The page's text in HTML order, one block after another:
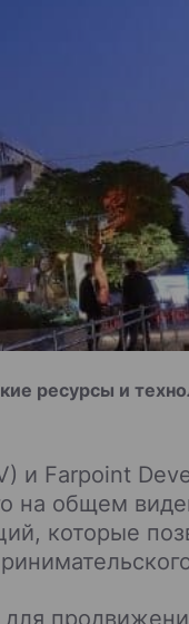
ресурсы и
и Farpoint
на общем
которые
для